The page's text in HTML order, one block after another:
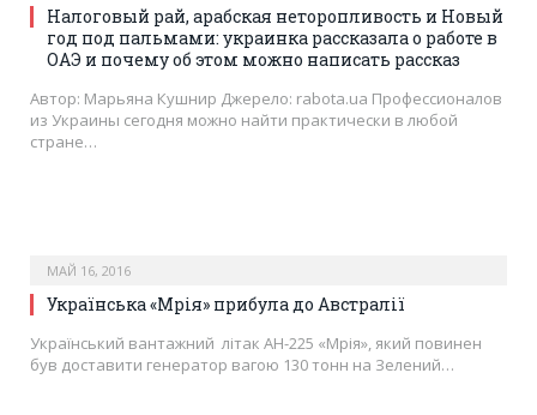
Налоговый рай, арабская неторопливость и Новый
год под пальмами: украинка рассказала о работе в
ОАЭ и почему об этом можно написать рассказ
Автор: Марьяна Кушнир Джерело: rabota.ua Профессионалов
из Украины сегодня можно найти практически в любой
стране…
МАЙ 16, 2016
Українська «Мрія» прибула до Австралії
Український вантажний літак АН-225 «Мрія», який повинен
був доставити генератор вагою 130 тонн на Зелений…